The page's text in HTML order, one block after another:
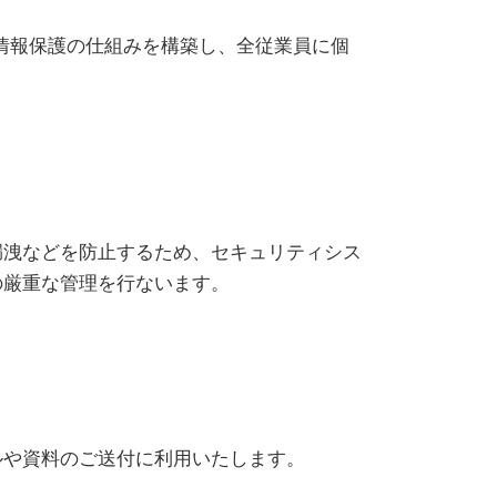
保護の仕組みを構築し、全従業員に個
などを防止するため、セキュリティシス
重な管理を行ないます。
資料のご送付に利用いたします。